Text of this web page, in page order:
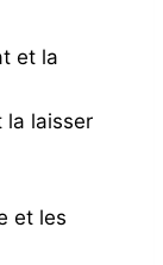
et la
la laisser
et les